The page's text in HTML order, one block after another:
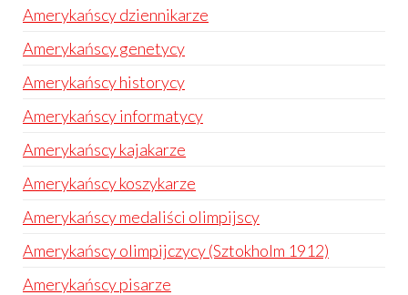
Amerykańscy dziennikarze
Amerykańscy genetycy
Amerykańscy historycy
Amerykańscy informatycy
Amerykańscy kajakarze
Amerykańscy koszykarze
Amerykańscy medaliści olimpijscy
Amerykańscy olimpijczycy (Sztokholm 1912)
Amerykańscy pisarze